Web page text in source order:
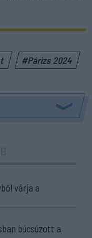
#Párizs 2024
várja a
búcsúzott a